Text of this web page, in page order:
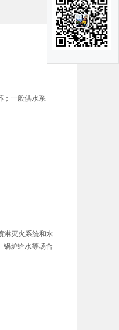
；一般供水系
淋灭火系统和水
锅炉给水等场合